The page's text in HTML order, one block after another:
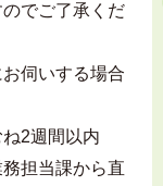
でご了承くだ
伺いする場合
2週間以内
担当課から直